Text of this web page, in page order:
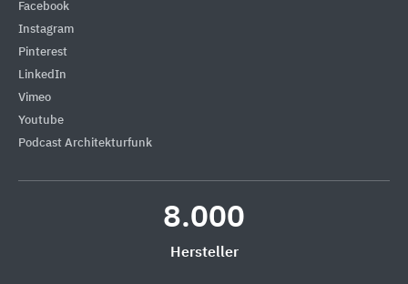
Facebook
Instagram
Pinterest
LinkedIn
Vimeo
Youtube
Podcast Architekturfunk
8.000
Hersteller